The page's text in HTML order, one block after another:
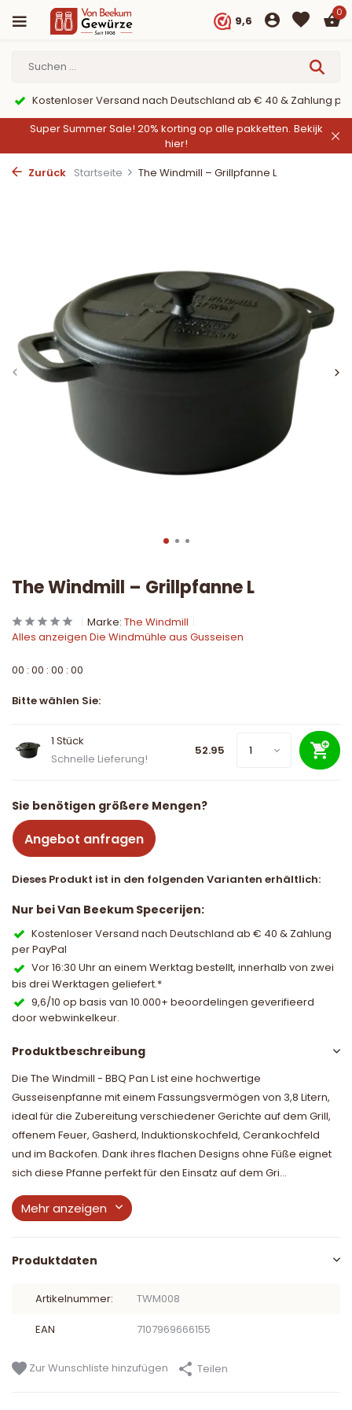
9,6
0
Kostenloser Versand nach Deutschland ab € 40 & Zahlung
Super Summer Sale! 20% korting op alle pakketten. Bekijk
hier!
Zurück Startseite The Windmill – Grillpfanne L
The Windmill – Grillpfanne L
Marke: The Windmill
Alles anzeigen Die Windmühle aus Gusseisen
00 : 00 : 00 : 00
Bitte wählen Sie:
1 Stück
Schnelle Lieferung!
52.95
Sie benötigen größere Mengen?
Angebot anfragen
Dieses Produkt ist in den folgenden Varianten erhältlich:
Nur bei Van Beekum Specerijen:
Kostenloser Versand nach Deutschland ab € 40 & Zahlung
per PayPal
Vor 16:30 Uhr an einem Werktag bestellt, innerhalb von zwei
bis drei Werktagen geliefert.*
9,6/10 op basis van 10.000+ beoordelingen geverifieerd
door webwinkelkeur.
Produktbeschreibung
Die The Windmill - BBQ Pan L ist eine hochwertige
Gusseisenpfanne mit einem Fassungsvermögen von 3,8 Litern,
ideal für die Zubereitung verschiedener Gerichte auf dem Grill,
offenem Feuer, Gasherd, Induktionskochfeld, Cerankochfeld
und im Backofen. Dank ihres flachen Designs ohne Füße eignet
sich diese Pfanne perfekt für den Einsatz auf dem Gri...
Mehr anzeigen
Produktdaten
Artikelnummer: TWM008
EAN 7107969666155
Zur Wunschliste hinzufügen Teilen